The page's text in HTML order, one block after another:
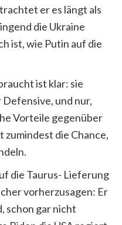
er es längt als
die Ukraine
ist, wie Putin auf die
ist klar: sie
und nur,
Vorteile gegenüber
zumindest die Chance,
die Taurus- Lieferung
vorherzusagen: Er
schon gar nicht